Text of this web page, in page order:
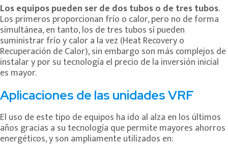
Los equipos pueden ser de dos tubos o de tres tubos.
Los primeros proporcionan frío o calor, pero no de forma
simultánea, en tanto, los de tres tubos sí pueden
suministrar frío y calor a la vez (Heat Recovery o
Recuperación de Calor), sin embargo son más complejos de
instalar y por su tecnología el precio de la inversión inicial
es mayor.
Aplicaciones de las unidades VRF
El uso de este tipo de equipos ha ido al alza en los últimos
años gracias a su tecnología que permite mayores ahorros
energéticos, y son ampliamente utilizados en: